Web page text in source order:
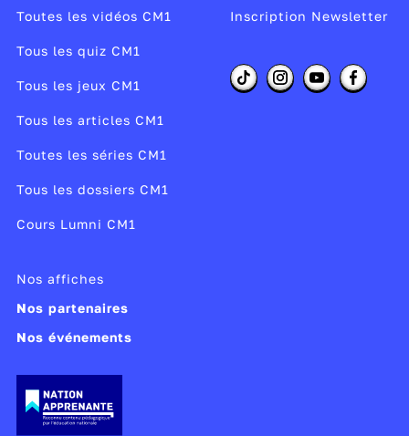
Toutes les vidéos CM1
Tous les quiz CM1
Tous les jeux CM1
Tous les articles CM1
Toutes les séries CM1
Tous les dossiers CM1
Cours Lumni CM1
Inscription Newsletter
Nos affiches
Nos partenaires
Nos événements